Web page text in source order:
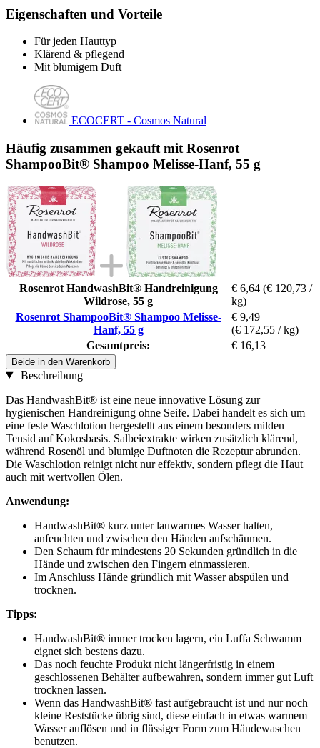
Eigenschaften und Vorteile
Für jeden Hauttyp
Klärend & pflegend
Mit blumigem Duft
ECOCERT - Cosmos Natural
Häufig zusammen gekauft mit Rosenrot
ShampooBit® Shampoo Melisse-Hanf, 55 g
Rosenrot HandwashBit® Handreinigung
Wildrose, 55 g
€ 6,64 (€ 120,73 /
kg)
Rosenrot ShampooBit® Shampoo Melisse-
Hanf, 55 g
€ 9,49
(€ 172,55 / kg)
Gesamtpreis:
€ 16,13
Beide in den Warenkorb
Beschreibung
Das HandwashBit® ist eine neue innovative Lösung zur
hygienischen Handreinigung ohne Seife. Dabei handelt es sich um
eine feste Waschlotion hergestellt aus einem besonders milden
Tensid auf Kokosbasis. Salbeiextrakte wirken zusätzlich klärend,
während Rosenöl und blumige Duftnoten die Rezeptur abrunden.
Die Waschlotion reinigt nicht nur effektiv, sondern pflegt die Haut
auch mit wertvollen Ölen.
Anwendung:
HandwashBit® kurz unter lauwarmes Wasser halten,
anfeuchten und zwischen den Händen aufschäumen.
Den Schaum für mindestens 20 Sekunden gründlich in die
Hände und zwischen den Fingern einmassieren.
Im Anschluss Hände gründlich mit Wasser abspülen und
trocknen.
Tipps:
HandwashBit® immer trocken lagern, ein Luffa Schwamm
eignet sich bestens dazu.
Das noch feuchte Produkt nicht längerfristig in einem
geschlossenen Behälter aufbewahren, sondern immer gut Luft
trocknen lassen.
Wenn das HandwashBit® fast aufgebraucht ist und nur noch
kleine Reststücke übrig sind, diese einfach in etwas warmem
Wasser auflösen und in flüssiger Form zum Händewaschen
benutzen.